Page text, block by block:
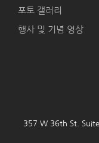
포토 갤러리
행사 및 기념 영상
357 W 36th St.